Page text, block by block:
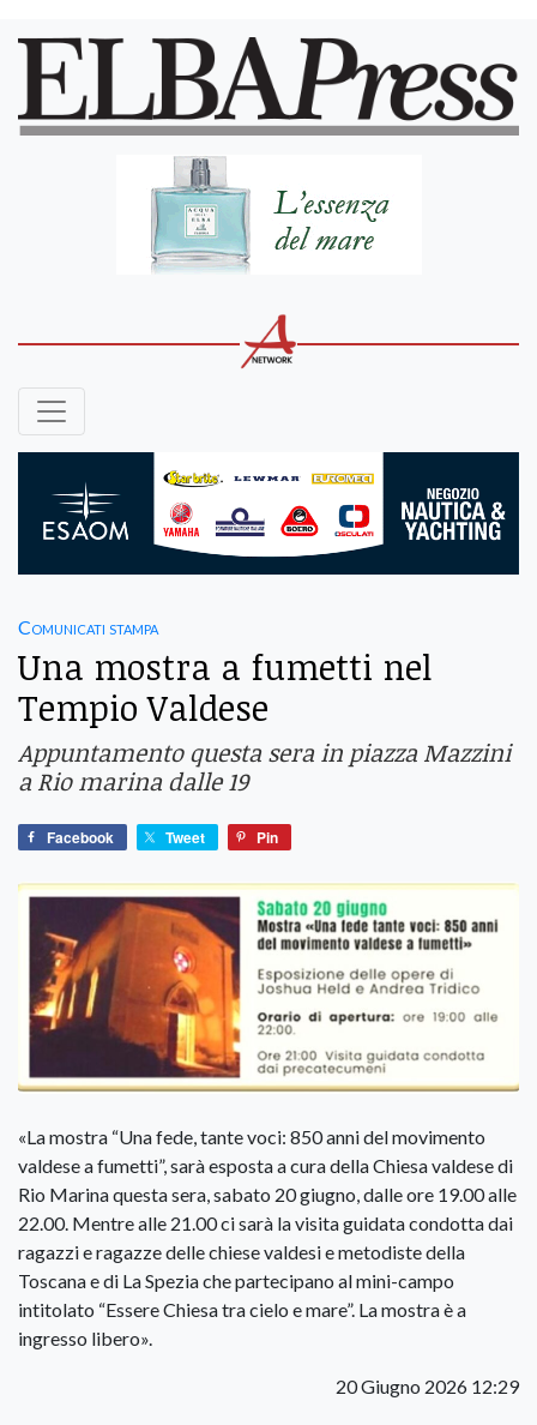
Comunicati stampa
Una mostra a fumetti nel
Tempio Valdese
Appuntamento questa sera in piazza Mazzini
a Rio marina dalle 19
Facebook Tweet Pin
«La mostra “Una fede, tante voci: 850 anni del movimento
valdese a fumetti”, sarà esposta a cura della Chiesa valdese di
Rio Marina questa sera, sabato 20 giugno, dalle ore 19.00 alle
22.00. Mentre alle 21.00 ci sarà la visita guidata condotta dai
ragazzi e ragazze delle chiese valdesi e metodiste della
Toscana e di La Spezia che partecipano al mini-campo
intitolato “Essere Chiesa tra cielo e mare”. La mostra è a
ingresso libero».
20 Giugno 2026 12:29